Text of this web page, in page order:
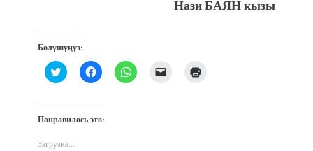
Нази БАЯН кызы
Бөлүшүңүз:
Нажмите,
чтобы
Twitter
(Открывается
в
окне)
Нажмите,
чтобы
Facebook
(Открывается
в
Нажмите,
чтобы
Послать
ссылку
Понравилось это:
Загрузка...